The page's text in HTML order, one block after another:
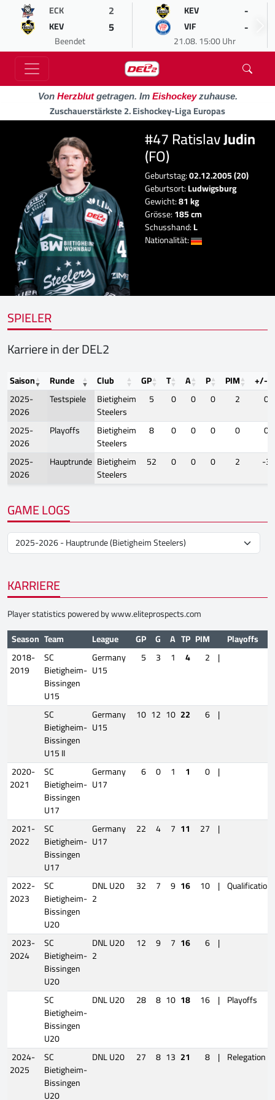
ECK 2
KEV 5
Beendet
KEV -
VIF -
21.08. 15:00 Uhr
Von Herzblutgetragen. Im Eishockeyzuhause.
Zuschauerstärkste 2. Eishockey-Liga Europas
#47 RatislavJudin
(FO)
Geburtstag:02.12.2005 (20)
Geburtsort:Ludwigsburg
Gewicht:81 kg
Grösse:185 cm
Schusshand:L
Nationalität:
SPIELER
Karriere in der DEL2
Saison Runde Club GP T A P PIM
+/-
2025-
2026
Testspiele
Bietigheim
Steelers
5 0 0 0 2
0
2025-
2026
Playoffs
Bietigheim
Steelers
8 0 0 0 0
0
2025-
2026
Hauptrunde Bietigheim
Steelers
52 0 0 0 2 -3
GAME LOGS
KARRIERE
Player statistics powered bywww.eliteprospects.com
Season Team League GP G A TP PIM
Playoffs
2018-
2019
SC
Bietigheim-
Bissingen
U15
Germany
U15
5 3 1 4 2 |
SC
Bietigheim-
Bissingen
U15 II
Germany
U15
10 12 10 22 6 |
2020-
2021
SC
Bietigheim-
Bissingen
U17
Germany
U17
6 0 1 1 0 |
2021-
2022
SC
Bietigheim-
Bissingen
U17
Germany
U17
22 4 7 11 27 |
2022-
2023
SC
Bietigheim-
Bissingen
U20
DNL U20
2
32 7 9 16 10 | Qualification
2023-
2024
SC
Bietigheim-
Bissingen
U20
DNL U20
2
12 9 7 16 6 |
SC
Bietigheim-
Bissingen
U20
DNL U20 28 8 10 18 16 | Playoffs
2024-
2025
SC
Bietigheim-
Bissingen
U20
DNL U20 27 8 13 21 8 | Relegation